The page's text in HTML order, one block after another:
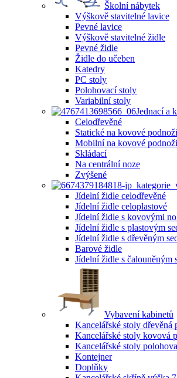
Školní nábytek
Výškově stavitelné lavice
Pevné lavice
Výškově stavitelné židle
Pevné židle
Židle do učeben
Katedry
PC stoly
Polohovací stoly
Variabilní stoly
Jednací a
Celodřevěné
Statické na kovové podnoži
Mobilní na kovové podnoži
Skládací
Na centrální noze
Zvýšené
Jídelní židle celodřevěné
Jídelní židle celoplastové
Jídelní židle s kovovými
Jídelní židle s plastovým
Jídelní židle s dřevěným
Barové židle
Jídelní židle s čalouněným
Vybavení kabinetů
Kancelářské stoly dřevěná
Kancelářské stoly kovová
Kancelářské stoly
Kontejner
Doplňky